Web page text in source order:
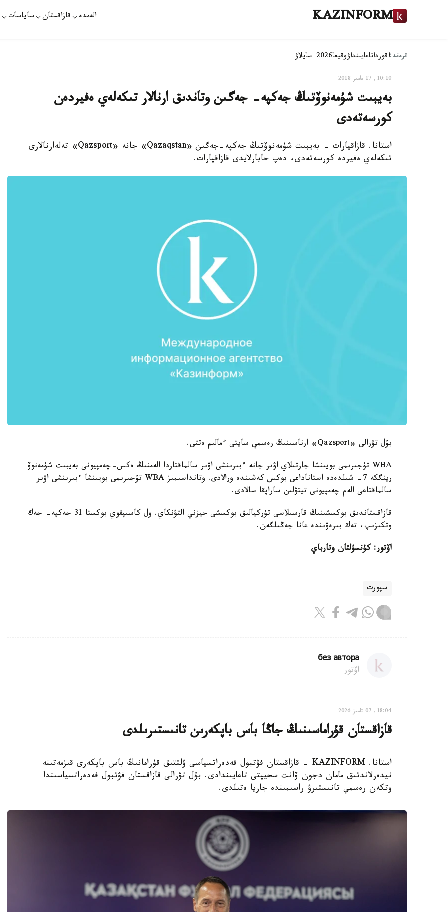
KAZINFORM الەمدە قازاقستان ساياسات
ترەند:اقورداتاعايىنداۋوقيعا2026-سايلاۋ
10:10, 17 مامىر 2018
بەيبىت شۇمەنوۆتىڭ جەكپە- جەگىن وتاندىق ارنالار تىكەلەي ەفيردەن
كورسەتەدى
استانا. قازاقپارات - بەيبىت شۇمەنوۆتىڭ جەكپە-جەگىن «Qazaqstan» جانە «Qazsport» تەلەارنالارى
تىكەلەي ەفيردە كورسەتەدى، دەپ حابارلايدى قازاقپارات.
بۇل تۋرالى «Qazsport» ارناسىنىڭ رەسمي سايتى ءمالىم ەتتى.
WBA تۇجىرىمى بويىنشا جارتىلاي اۋىر جانە ءبىرىنشى اۋىر سالماقتاردا الەمنىڭ ەكس-چەمپيونى بەيبىت شۇمەنوۆ
رينگكە 7- شىلدەدە استاناداعى بوكس كەشىندە ورالادى. وتانداسىمىز WBA تۇجىرىمى بويىنشا ءبىرىنشى اۋىر
سالماقتاعى الەم چەمپيونى تيتۋلىن ساراپقا سالادى.
قازاقستاندىق بوكسشىنىڭ قارسىلاسى تۇركيالىق بوكسشى حيزني التۋنكاي. ول كاسىپقوي بوكستا 31 جەكپە- جەك
وتكىزىپ، تەك بىرەۋىندە عانا جەڭىلگەن.
اۆتور: كۇنسۇلتان وتارباي
سپورت
без автора
اۆتور
18:04, 07 تامىز 2026
قازاقستان قۇراماسىنىڭ جاڭا باس باپكەرىن تانىستىرىلدى
استانا. KAZINFORM - قازاقستان فۋتبول فەدەراتسياسى ۇلتتىق قۇرامانىڭ باس باپكەرى قىزمەتىنە
نيدەرلاندتىق مامان دجون ۆانت سحيپتى تاعايىندادى. بۇل تۋرالى قازاقستان فۋتبول فەدەراتسياسىندا
وتكەن رەسمي تانىستىرۋ راسىمىندە جاريا ەتىلدى.